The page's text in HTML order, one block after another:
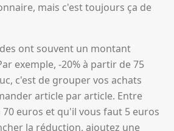
mais c'est toujours ça de
ont souvent un montant
exemple, -20% à partir de 75
c'est de grouper vos achats
article par article. Entre
70 euros et qu'il vous faut 5 euros
la réduction, ajoutez une